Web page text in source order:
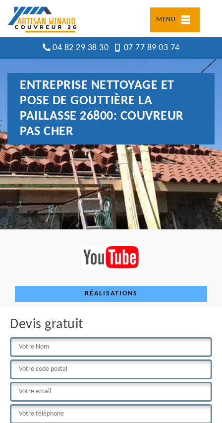
MENU
04 82 29 38 30 07 77 89 03 74
ENTREPRISE NETTOYAGE ET
POSE DE GOUTTIÈRE LA
PAILLASSE 26800: COUVREUR
PAS CHER
RÉALISATIONS
Devis gratuit